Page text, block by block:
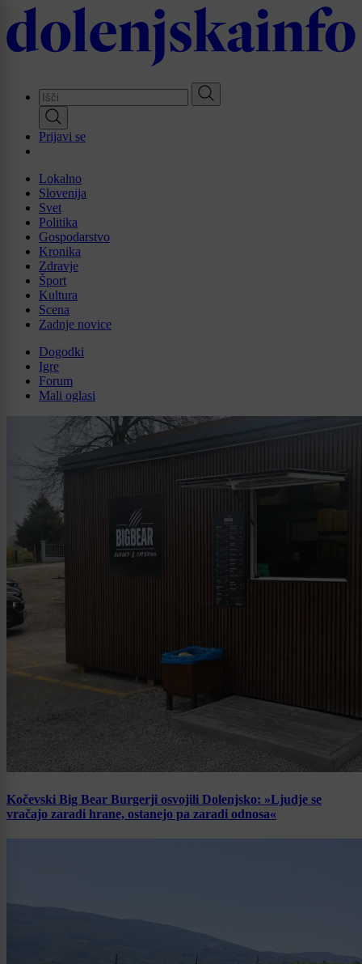
Skip
to
main
Prijavi se
Lokalno
Slovenija
Svet
Politika
Gospodarstvo
Kronika
Zdravje
Šport
Kultura
Scena
Zadnje novice
Dogodki
Igre
Forum
Mali oglasi
Kočevski Big Bear Burgerji osvojili Dolenjsko: »Ljudje se
vračajo zaradi hrane, ostanejo pa zaradi odnosa«